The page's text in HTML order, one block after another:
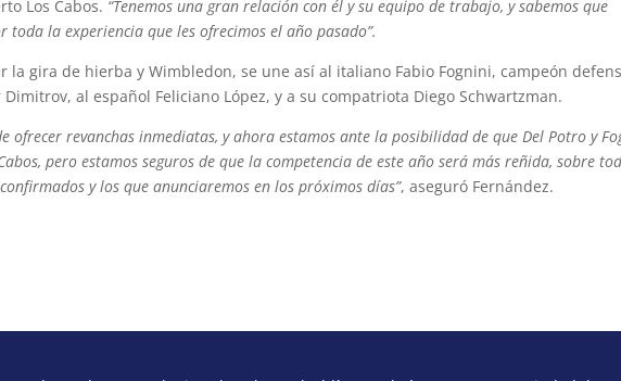
Los Cabos. “Tenemos una gran relación con él y su equipo de trabajo, y sabemos que
toda la experiencia que les ofrecimos el año pasado”.
la gira de hierba y Wimbledon, se une así al italiano Fabio Fognini, campeón
al español Feliciano López, y a su compatriota Diego Schwartzman.
ofrecer revanchas inmediatas, y ahora estamos ante la posibilidad de que Del Potro y
pero estamos seguros de que la competencia de este año será más reñida, sobre
y los que anunciaremos en los próximos días”, aseguró Fernández.